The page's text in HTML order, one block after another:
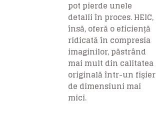
pot pierde unele
detalii în proces. HEIC,
însă, oferă o eficiență
ridicată în compresia
imaginilor, păstrând
mai mult din calitatea
originală într-un fișier
de dimensiuni mai
mici.